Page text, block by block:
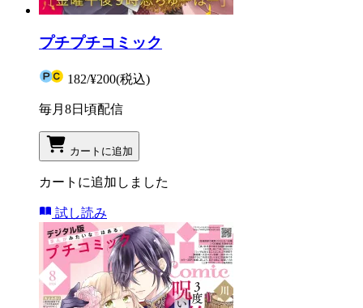
プチプチコミック
182/¥200(税込)
毎月8日頃配信
カートに追加
カートに追加しました
試し読み